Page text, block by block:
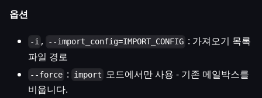
옵션
-i , --import_config=IMPORT_CONFIG : 가져오기 목록
파일 경로
--force : import 모드에서만 사용 - 기존 메일박스를
비웁니다.